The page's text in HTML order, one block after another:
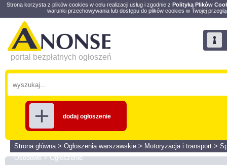
Strona korzysta z plików cookies w celu realizacji usług i zgodnie z Polityką Plików
warunki przechowywania lub dostępu do plików cookies w Twojej
portal bezpłatnych ogłoszeń
dodaj ogłoszenie
Strona główna> Ogłoszenia warszawskie > Motoryzacja i transport >
Osobowe>Ogłoszenie